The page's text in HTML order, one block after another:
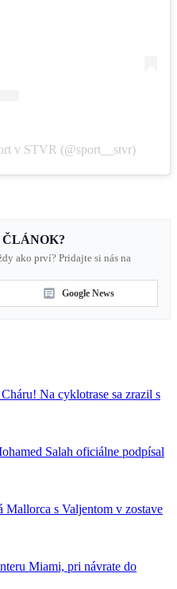
v STVR (@sport__stvr)
ako prví? Pridajte si nás na
Google News
Na cyklotrase sa zrazil s
Salah oficiálne podpísal
s Valjentom v zostave
Miami, pri návrate do